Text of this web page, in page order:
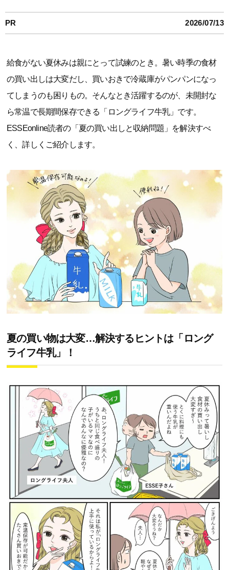
PR 2026/07/13
給食がない夏休みは親にとって試練のとき。暑い時季の食材
の買い出しは大変だし、買いおきで冷蔵庫がパンパンになっ
てしまうのも困りもの。そんなとき活躍するのが、未開封な
ら常温で長期間保存できる「ロングライフ牛乳」です。
ESSEonline読者の「夏の買い出しと収納問題」を解決すべ
く、詳しくご紹介します。
夏の買い物は大変…解決するヒントは「ロング
ライフ牛乳」！